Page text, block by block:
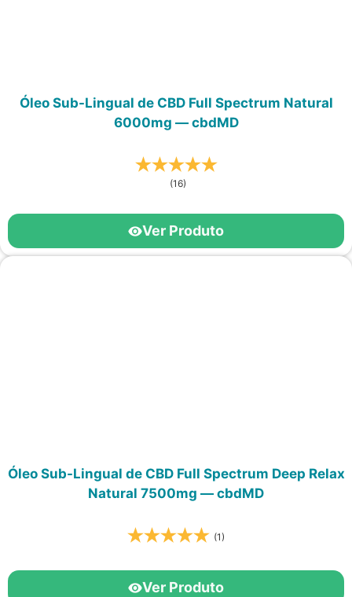
Óleo Sub-Lingual de CBD Full Spectrum Natural
6000mg — cbdMD
(16)
Ver Produto
Óleo Sub-Lingual de CBD Full Spectrum Deep Relax
Natural 7500mg — cbdMD
(1)
Ver Produto